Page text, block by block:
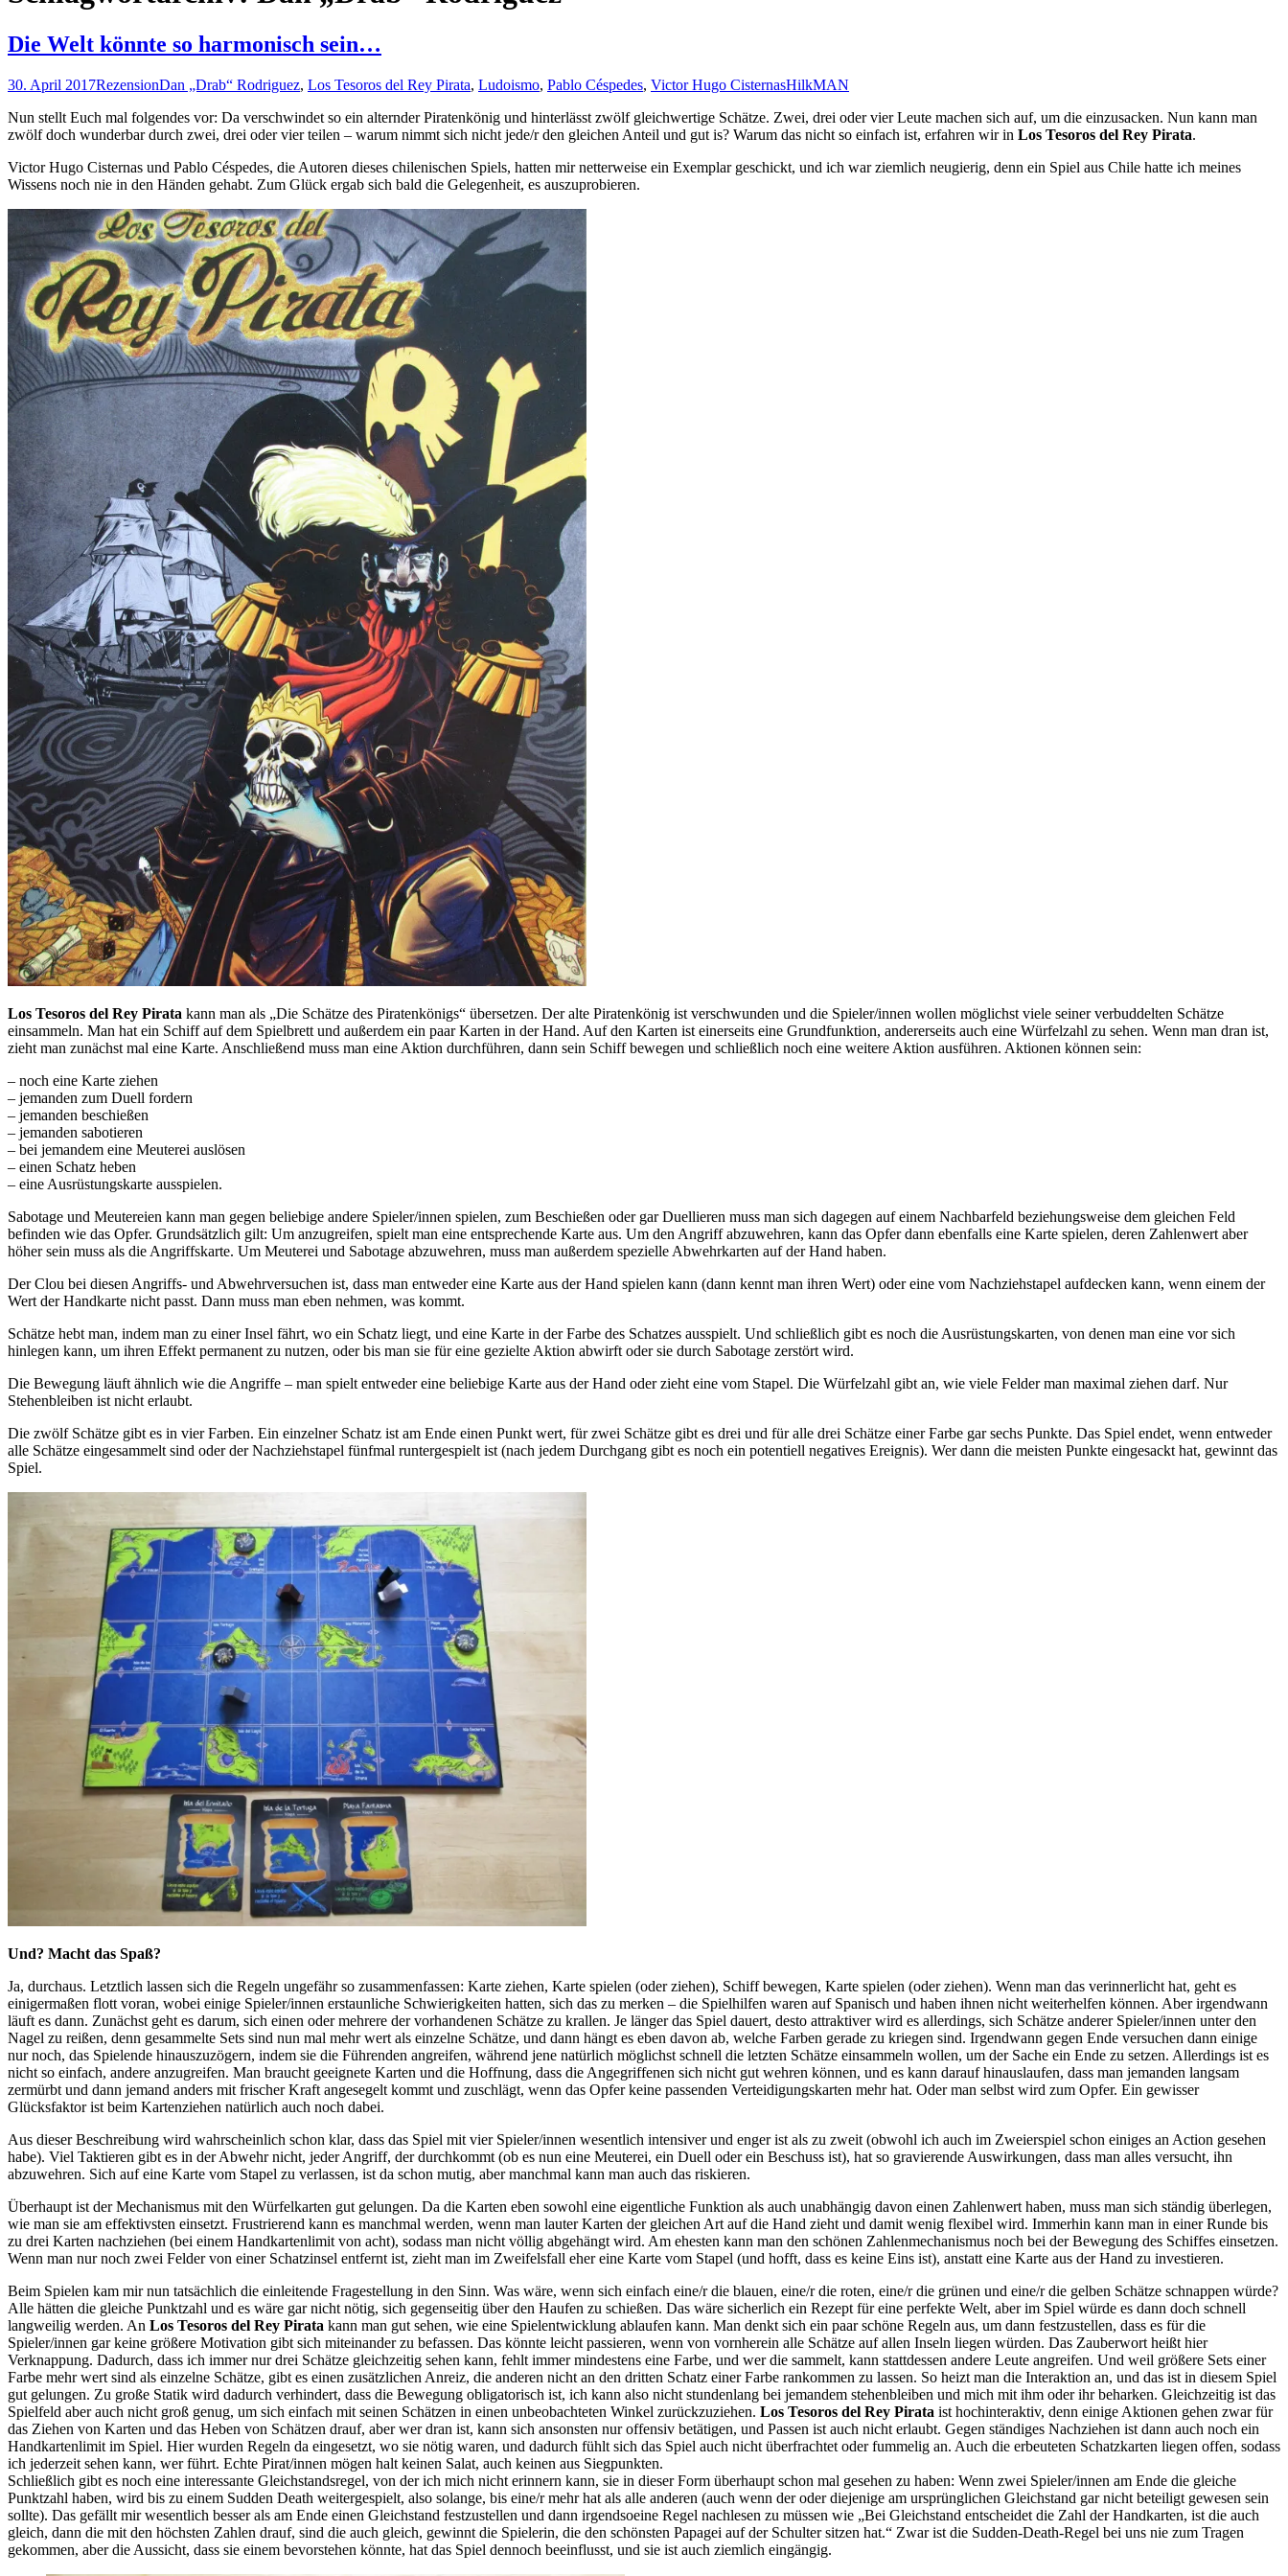
Die Welt könnte so harmonisch sein…
30. April 2017RezensionDan „Drab“ Rodriguez, Los Tesoros del Rey Pirata, Ludoismo, Pablo Céspedes, Victor Hugo CisternasHilkMAN
Nun stellt Euch mal folgendes vor: Da verschwindet so ein alternder Piratenkönig und hinterlässt zwölf gleichwertige Schätze. Zwei, drei oder vier Leute machen sich auf, um die einzusacken. Nun kann man
zwölf doch wunderbar durch zwei, drei oder vier teilen – warum nimmt sich nicht jede/r den gleichen Anteil und gut is? Warum das nicht so einfach ist, erfahren wir in Los Tesoros del Rey Pirata.
Victor Hugo Cisternas und Pablo Céspedes, die Autoren dieses chilenischen Spiels, hatten mir netterweise ein Exemplar geschickt, und ich war ziemlich neugierig, denn ein Spiel aus Chile hatte ich meines
Wissens noch nie in den Händen gehabt. Zum Glück ergab sich bald die Gelegenheit, es auszuprobieren.
Los Tesoros del Rey Pirata kann man als „Die Schätze des Piratenkönigs“ übersetzen. Der alte Piratenkönig ist verschwunden und die Spieler/innen wollen möglichst viele seiner verbuddelten Schätze
einsammeln. Man hat ein Schiff auf dem Spielbrett und außerdem ein paar Karten in der Hand. Auf den Karten ist einerseits eine Grundfunktion, andererseits auch eine Würfelzahl zu sehen. Wenn man dran ist,
zieht man zunächst mal eine Karte. Anschließend muss man eine Aktion durchführen, dann sein Schiff bewegen und schließlich noch eine weitere Aktion ausführen. Aktionen können sein:
– noch eine Karte ziehen
– jemanden zum Duell fordern
– jemanden beschießen
– jemanden sabotieren
– bei jemandem eine Meuterei auslösen
– einen Schatz heben
– eine Ausrüstungskarte ausspielen.
Sabotage und Meutereien kann man gegen beliebige andere Spieler/innen spielen, zum Beschießen oder gar Duellieren muss man sich dagegen auf einem Nachbarfeld beziehungsweise dem gleichen Feld
befinden wie das Opfer. Grundsätzlich gilt: Um anzugreifen, spielt man eine entsprechende Karte aus. Um den Angriff abzuwehren, kann das Opfer dann ebenfalls eine Karte spielen, deren Zahlenwert aber
höher sein muss als die Angriffskarte. Um Meuterei und Sabotage abzuwehren, muss man außerdem spezielle Abwehrkarten auf der Hand haben.
Der Clou bei diesen Angriffs- und Abwehrversuchen ist, dass man entweder eine Karte aus der Hand spielen kann (dann kennt man ihren Wert) oder eine vom Nachziehstapel aufdecken kann, wenn einem der
Wert der Handkarte nicht passt. Dann muss man eben nehmen, was kommt.
Schätze hebt man, indem man zu einer Insel fährt, wo ein Schatz liegt, und eine Karte in der Farbe des Schatzes ausspielt. Und schließlich gibt es noch die Ausrüstungskarten, von denen man eine vor sich
hinlegen kann, um ihren Effekt permanent zu nutzen, oder bis man sie für eine gezielte Aktion abwirft oder sie durch Sabotage zerstört wird.
Die Bewegung läuft ähnlich wie die Angriffe – man spielt entweder eine beliebige Karte aus der Hand oder zieht eine vom Stapel. Die Würfelzahl gibt an, wie viele Felder man maximal ziehen darf. Nur
Stehenbleiben ist nicht erlaubt.
Die zwölf Schätze gibt es in vier Farben. Ein einzelner Schatz ist am Ende einen Punkt wert, für zwei Schätze gibt es drei und für alle drei Schätze einer Farbe gar sechs Punkte. Das Spiel endet, wenn entweder
alle Schätze eingesammelt sind oder der Nachziehstapel fünfmal runtergespielt ist (nach jedem Durchgang gibt es noch ein potentiell negatives Ereignis). Wer dann die meisten Punkte eingesackt hat, gewinnt das
Spiel.
Und? Macht das Spaß?
Ja, durchaus. Letztlich lassen sich die Regeln ungefähr so zusammenfassen: Karte ziehen, Karte spielen (oder ziehen), Schiff bewegen, Karte spielen (oder ziehen). Wenn man das verinnerlicht hat, geht es
einigermaßen flott voran, wobei einige Spieler/innen erstaunliche Schwierigkeiten hatten, sich das zu merken – die Spielhilfen waren auf Spanisch und haben ihnen nicht weiterhelfen können. Aber irgendwann
läuft es dann. Zunächst geht es darum, sich einen oder mehrere der vorhandenen Schätze zu krallen. Je länger das Spiel dauert, desto attraktiver wird es allerdings, sich Schätze anderer Spieler/innen unter den
Nagel zu reißen, denn gesammelte Sets sind nun mal mehr wert als einzelne Schätze, und dann hängt es eben davon ab, welche Farben gerade zu kriegen sind. Irgendwann gegen Ende versuchen dann einige
nur noch, das Spielende hinauszuzögern, indem sie die Führenden angreifen, während jene natürlich möglichst schnell die letzten Schätze einsammeln wollen, um der Sache ein Ende zu setzen. Allerdings ist es
nicht so einfach, andere anzugreifen. Man braucht geeignete Karten und die Hoffnung, dass die Angegriffenen sich nicht gut wehren können, und es kann darauf hinauslaufen, dass man jemanden langsam
zermürbt und dann jemand anders mit frischer Kraft angesegelt kommt und zuschlägt, wenn das Opfer keine passenden Verteidigungskarten mehr hat. Oder man selbst wird zum Opfer. Ein gewisser
Glücksfaktor ist beim Kartenziehen natürlich auch noch dabei.
Aus dieser Beschreibung wird wahrscheinlich schon klar, dass das Spiel mit vier Spieler/innen wesentlich intensiver und enger ist als zu zweit (obwohl ich auch im Zweierspiel schon einiges an Action gesehen
habe). Viel Taktieren gibt es in der Abwehr nicht, jeder Angriff, der durchkommt (ob es nun eine Meuterei, ein Duell oder ein Beschuss ist), hat so gravierende Auswirkungen, dass man alles versucht, ihn
abzuwehren. Sich auf eine Karte vom Stapel zu verlassen, ist da schon mutig, aber manchmal kann man auch das riskieren.
Überhaupt ist der Mechanismus mit den Würfelkarten gut gelungen. Da die Karten eben sowohl eine eigentliche Funktion als auch unabhängig davon einen Zahlenwert haben, muss man sich ständig überlegen,
wie man sie am effektivsten einsetzt. Frustrierend kann es manchmal werden, wenn man lauter Karten der gleichen Art auf die Hand zieht und damit wenig flexibel wird. Immerhin kann man in einer Runde bis
zu drei Karten nachziehen (bei einem Handkartenlimit von acht), sodass man nicht völlig abgehängt wird. Am ehesten kann man den schönen Zahlenmechanismus noch bei der Bewegung des Schiffes einsetzen.
Wenn man nur noch zwei Felder von einer Schatzinsel entfernt ist, zieht man im Zweifelsfall eher eine Karte vom Stapel (und hofft, dass es keine Eins ist), anstatt eine Karte aus der Hand zu investieren.
Beim Spielen kam mir nun tatsächlich die einleitende Fragestellung in den Sinn. Was wäre, wenn sich einfach eine/r die blauen, eine/r die roten, eine/r die grünen und eine/r die gelben Schätze schnappen würde?
Alle hätten die gleiche Punktzahl und es wäre gar nicht nötig, sich gegenseitig über den Haufen zu schießen. Das wäre sicherlich ein Rezept für eine perfekte Welt, aber im Spiel würde es dann doch schnell
langweilig werden. An Los Tesoros del Rey Pirata kann man gut sehen, wie eine Spielentwicklung ablaufen kann. Man denkt sich ein paar schöne Regeln aus, um dann festzustellen, dass es für die
Spieler/innen gar keine größere Motivation gibt sich miteinander zu befassen. Das könnte leicht passieren, wenn von vornherein alle Schätze auf allen Inseln liegen würden. Das Zauberwort heißt hier
Verknappung. Dadurch, dass ich immer nur drei Schätze gleichzeitig sehen kann, fehlt immer mindestens eine Farbe, und wer die sammelt, kann stattdessen andere Leute angreifen. Und weil größere Sets einer
Farbe mehr wert sind als einzelne Schätze, gibt es einen zusätzlichen Anreiz, die anderen nicht an den dritten Schatz einer Farbe rankommen zu lassen. So heizt man die Interaktion an, und das ist in diesem Spiel
gut gelungen. Zu große Statik wird dadurch verhindert, dass die Bewegung obligatorisch ist, ich kann also nicht stundenlang bei jemandem stehenbleiben und mich mit ihm oder ihr beharken. Gleichzeitig ist das
Spielfeld aber auch nicht groß genug, um sich einfach mit seinen Schätzen in einen unbeobachteten Winkel zurückzuziehen. Los Tesoros del Rey Pirata ist hochinteraktiv, denn einige Aktionen gehen zwar für
das Ziehen von Karten und das Heben von Schätzen drauf, aber wer dran ist, kann sich ansonsten nur offensiv betätigen, und Passen ist auch nicht erlaubt. Gegen ständiges Nachziehen ist dann auch noch ein
Handkartenlimit im Spiel. Hier wurden Regeln da eingesetzt, wo sie nötig waren, und dadurch fühlt sich das Spiel auch nicht überfrachtet oder fummelig an. Auch die erbeuteten Schatzkarten liegen offen, sodass
ich jederzeit sehen kann, wer führt. Echte Pirat/innen mögen halt keinen Salat, auch keinen aus Siegpunkten.
Schließlich gibt es noch eine interessante Gleichstandsregel, von der ich mich nicht erinnern kann, sie in dieser Form überhaupt schon mal gesehen zu haben: Wenn zwei Spieler/innen am Ende die gleiche
Punktzahl haben, wird bis zu einem Sudden Death weitergespielt, also solange, bis eine/r mehr hat als alle anderen (auch wenn der oder diejenige am ursprünglichen Gleichstand gar nicht beteiligt gewesen sein
sollte). Das gefällt mir wesentlich besser als am Ende einen Gleichstand festzustellen und dann irgendsoeine Regel nachlesen zu müssen wie „Bei Gleichstand entscheidet die Zahl der Handkarten, ist die auch
gleich, dann die mit den höchsten Zahlen drauf, sind die auch gleich, gewinnt die Spielerin, die den schönsten Papagei auf der Schulter sitzen hat.“ Zwar ist die Sudden-Death-Regel bei uns nie zum Tragen
gekommen, aber die Aussicht, dass sie einem bevorstehen könnte, hat das Spiel dennoch beeinflusst, und sie ist auch ziemlich eingängig.